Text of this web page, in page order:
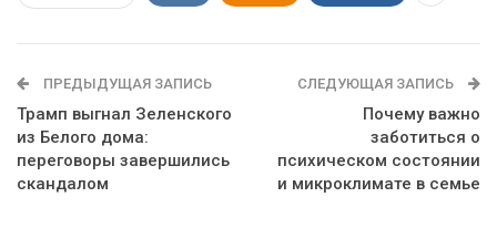
ПРЕДЫДУЩАЯ ЗАПИСЬ
Трамп выгнал Зеленского
из Белого дома:
переговоры завершились
скандалом
СЛЕДУЮЩАЯ ЗАПИСЬ
Почему важно
заботиться о
психическом состоянии
и микроклимате в семье